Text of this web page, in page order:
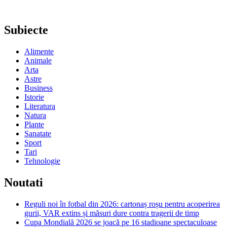
Subiecte
Alimente
Animale
Arta
Astre
Business
Istorie
Literatura
Natura
Plante
Sanatate
Sport
Tari
Tehnologie
Noutati
Reguli noi în fotbal din 2026: cartonaș roșu pentru acoperirea
gurii, VAR extins și măsuri dure contra tragerii de timp
Cupa Mondială 2026 se joacă pe 16 stadioane spectaculoase